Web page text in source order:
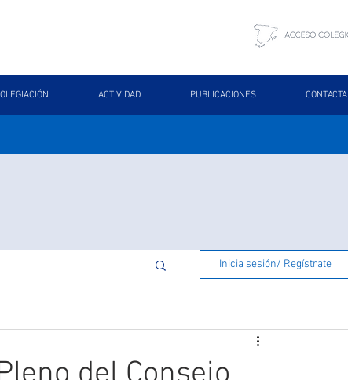
ACTIVIDAD PUBLICACIONES CONTACTA
Inicia sesión/ Regístrate